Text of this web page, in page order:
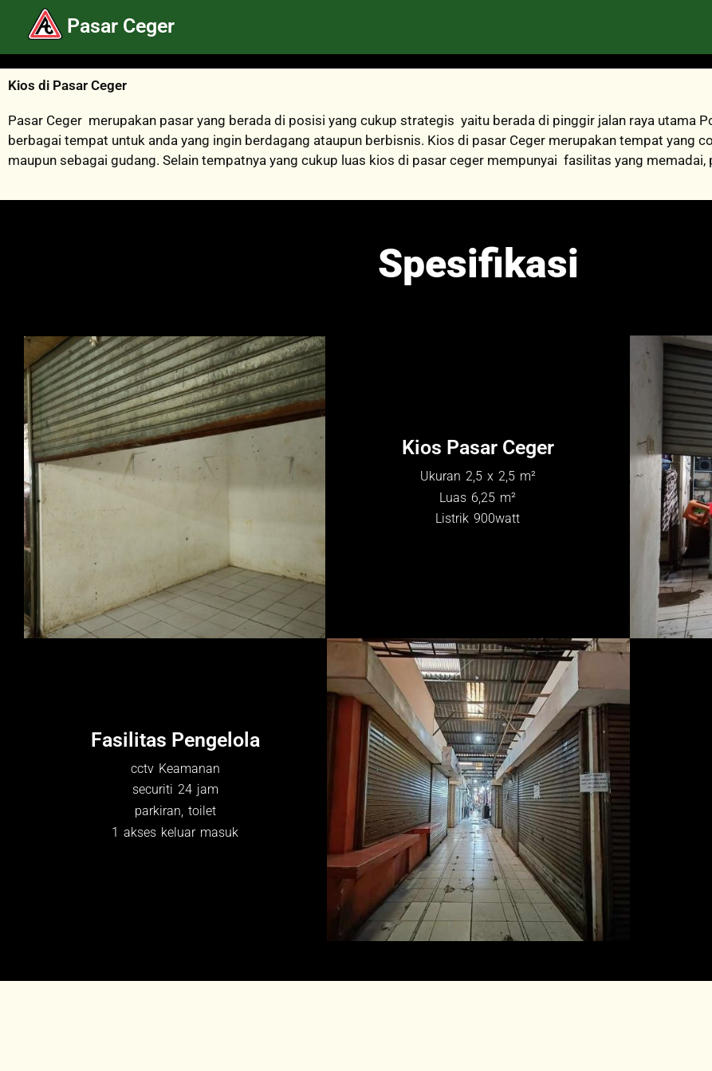
Pasar Ceger
Kios di Pasar Ceger
Pasar Ceger merupakan pasar yang berada di posisi yang cukup strategis yaitu berada di pinggir jalan raya utama
berbagai tempat untuk anda yang ingin berdagang ataupun berbisnis. Kios di pasar Ceger merupakan tempat yang
maupun sebagai gudang. Selain tempatnya yang cukup luas kios di pasar ceger mempunyai fasilitas yang
Spesifikasi
Kios Pasar Ceger
Ukuran 2,5 x 2,5 m²
Luas 6,25 m²
Listrik 900watt
Fasilitas Pengelola
cctv Keamanan
securiti 24 jam
parkiran, toilet
1 akses keluar masuk